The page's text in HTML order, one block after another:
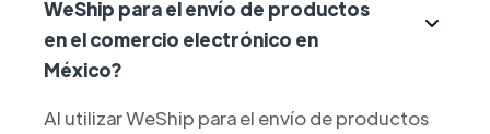
WeShip para el envío de productos
en el comercio electrónico en
México?
Al utilizar WeShip para el envío de productos